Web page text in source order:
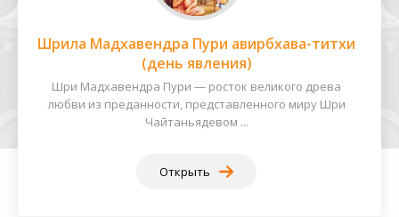
Шрила Мадхавендра Пури авирбхава-титхи
(день явления)
Шри Мадхавендра Пури — росток великого древа
любви из преданности, представленного миру Шри
Чайтаньядевом ...
Открыть